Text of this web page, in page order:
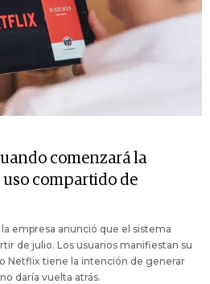
comenzará la
compartido de
empresa anunció que el sistema
de julio. Los usuarios manifiestan su
Netflix tiene la intención de generar
daría vuelta atrás.